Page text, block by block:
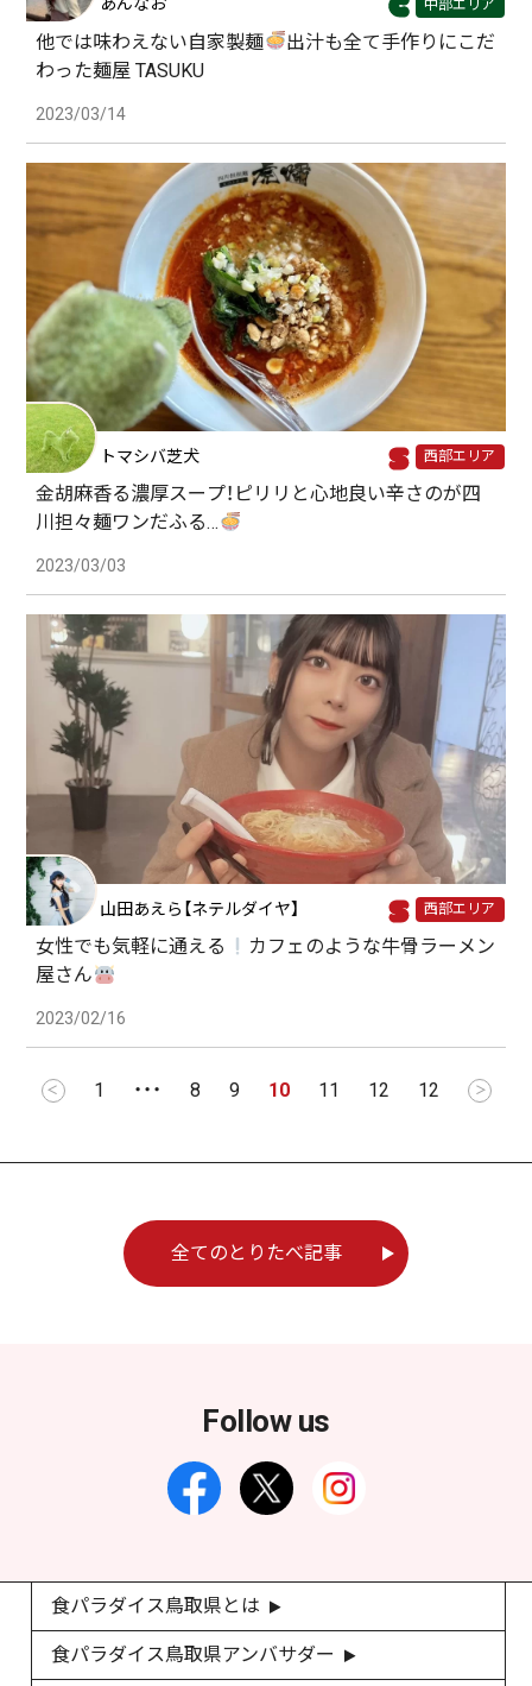
中部エリア
他では味わえない自家製麺
出汁も全て手作りにこだ
わった麺屋 TASUKU
2023/03/14
トマシバ芝犬 西部エリア
金胡麻香る濃厚スープ！ピリリと心地良い辛さのが四
川担々麺ワンだふる…
2023/03/03
山田あえら【ネテルダイヤ】 西部エリア
女性でも気軽に通える
カフェのような牛骨ラーメン
屋さん
2023/02/16
＜ 1 ・・・ 8 9 10 11 12 12 ＞
全てのとりたべ記事
Follow us
食パラダイス鳥取県とは
食パラダイス鳥取県アンバサダー